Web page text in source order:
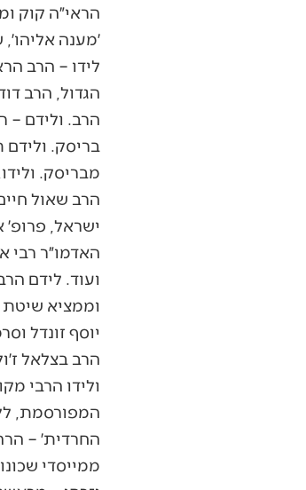
הראי״ה קוק
לידו – הרב
הגדול, הרב
הרב. ולידם –
בריסק. ולידם
מבריסק.
הרב שאול
ישראל, פרופ׳
האדמו״ר רבי
ועוד. לידם
וממציא שיטת
יוסף זונדל
הרב בצלאל
ולידו הרבי
המפורסמת,
החרדית׳ –
ממייסדי